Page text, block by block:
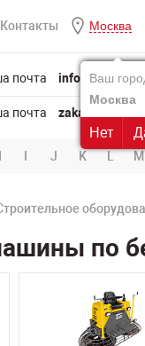
Контакты Москва
Ваш
Москва
Нет
I J K L M
по